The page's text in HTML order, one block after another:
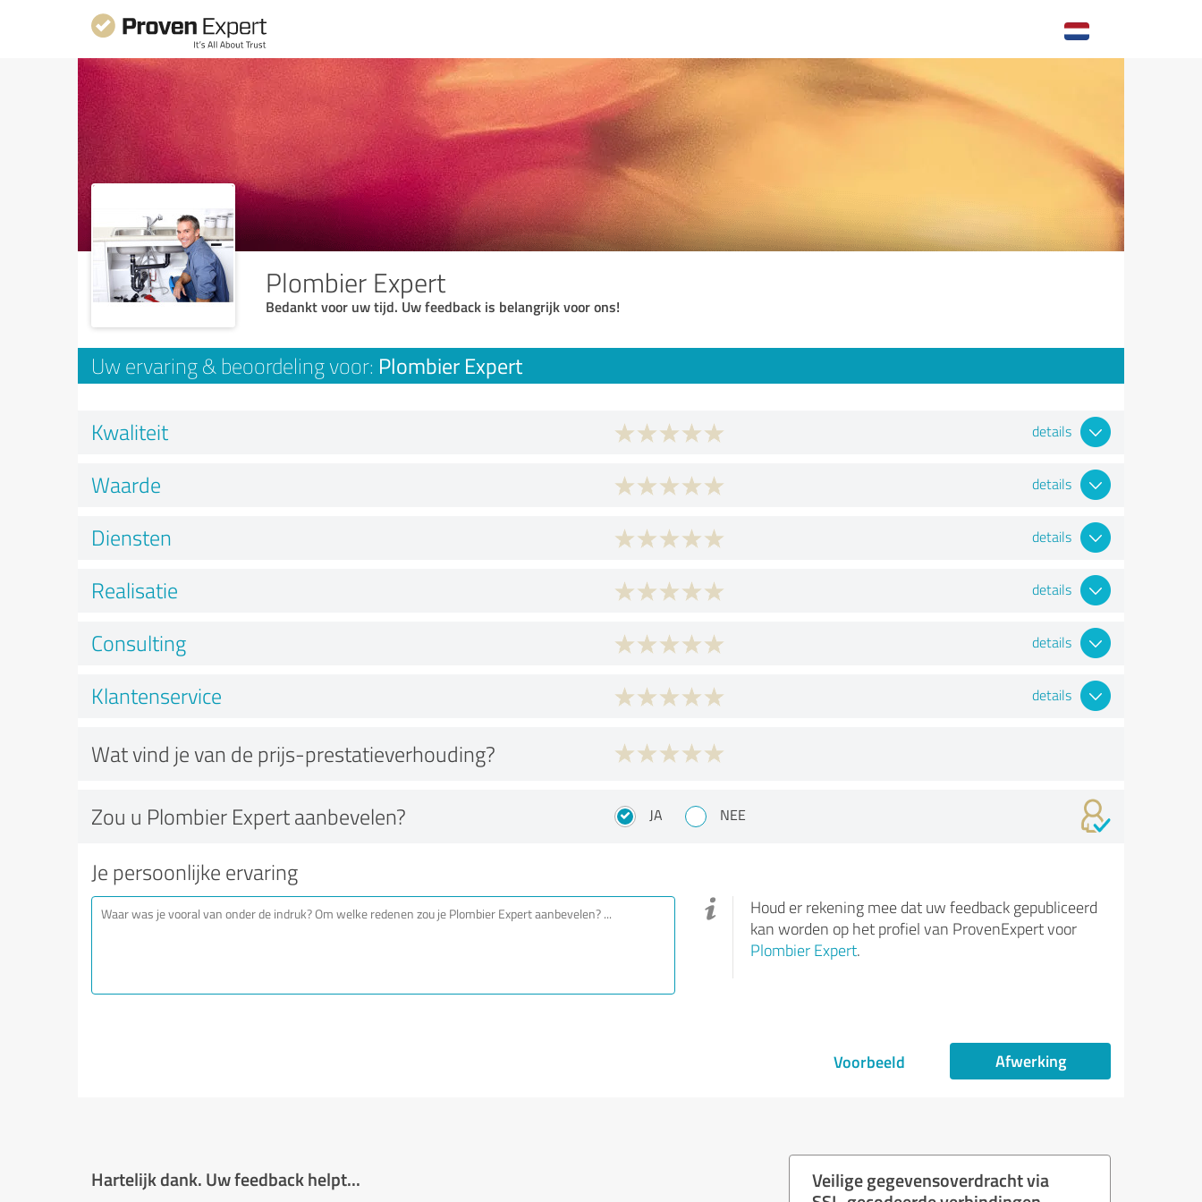
Plombier Expert
Bedankt voor uw tijd. Uw feedback is belangrijk voor ons!
Uw ervaring & beoordeling voor: Plombier Expert
Kwaliteit details
Waarde details
Diensten details
Realisatie details
Consulting details
Klantenservice details
Wat vind je van de prijs-prestatieverhouding?
Zou u Plombier Expert aanbevelen? JA NEE
Je persoonlijke ervaring
Houd er rekening mee dat uw feedback gepubliceerd
kan worden op het profiel van ProvenExpert voor
Plombier Expert.
Voorbeeld Afwerking
Hartelijk dank. Uw feedback helpt...
Veilige gegevensoverdracht via